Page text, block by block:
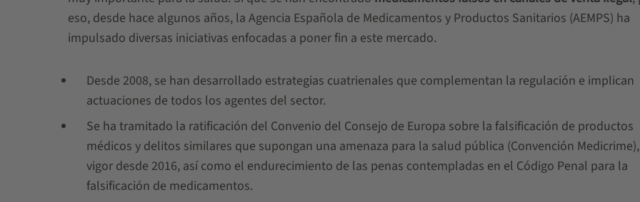
eso, desde hace algunos años, la Agencia Española de Medicamentos y Productos Sanitarios (AEMPS) ha
impulsado diversas iniciativas enfocadas a poner fin a este mercado.
Desde 2008, se han desarrollado estrategias cuatrienales que complementan la regulación e implican
actuaciones de todos los agentes del sector.
Se ha tramitado la ratificación del Convenio del Consejo de Europa sobre la falsificación de productos
médicos y delitos similares que supongan una amenaza para la salud pública (Convención
vigor desde 2016, así como el endurecimiento de las penas contempladas en el Código Penal para la
falsificación de medicamentos.